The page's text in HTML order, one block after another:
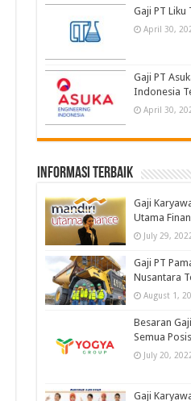
Gaji PT Liku
April 30,
Gaji PT
Indonesia
April 30,
informasi terbaik
Gaji
Utama
July 29,
Gaji PT
Nusantara
August 1,
Besaran
Semua
July 20,
Gaji